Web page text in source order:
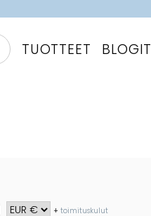
TUOTTEET BLOGIT
+toimituskulut